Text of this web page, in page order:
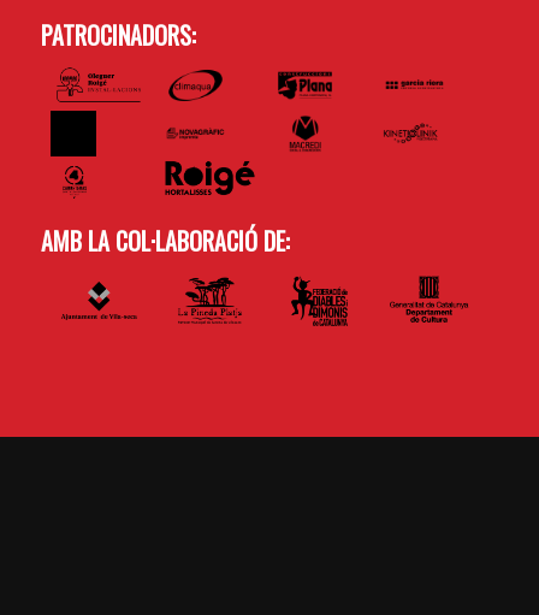
PATROCINADORS:
AMB LA COL·LABORACIÓ DE: